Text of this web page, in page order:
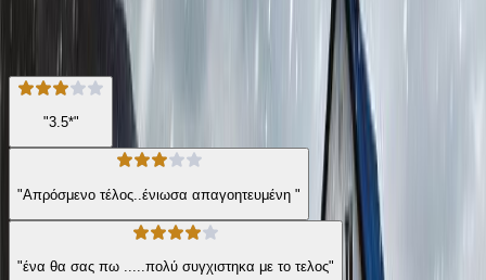
★ 3.8 /5 Βαθμολογία βιβλίου
Αξιολογήσεις
"3.5*"
"Απρόσμενο τέλος..ένιωσα απαγοητευμένη "
"ένα θα σας πω .....πολύ συγχιστηκα με το τελος"